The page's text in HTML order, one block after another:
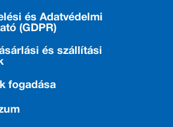
és Adatvédelmi
(GDPR)
és szállítási
fogadása